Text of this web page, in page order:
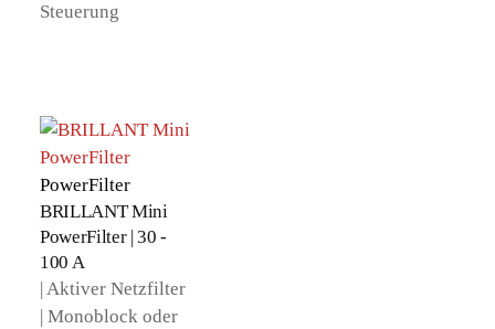
Steuerung
PowerFilter
BRILLANT Mini
PowerFilter | 30 -
100 A
| Aktiver Netzfilter
| Monoblock oder